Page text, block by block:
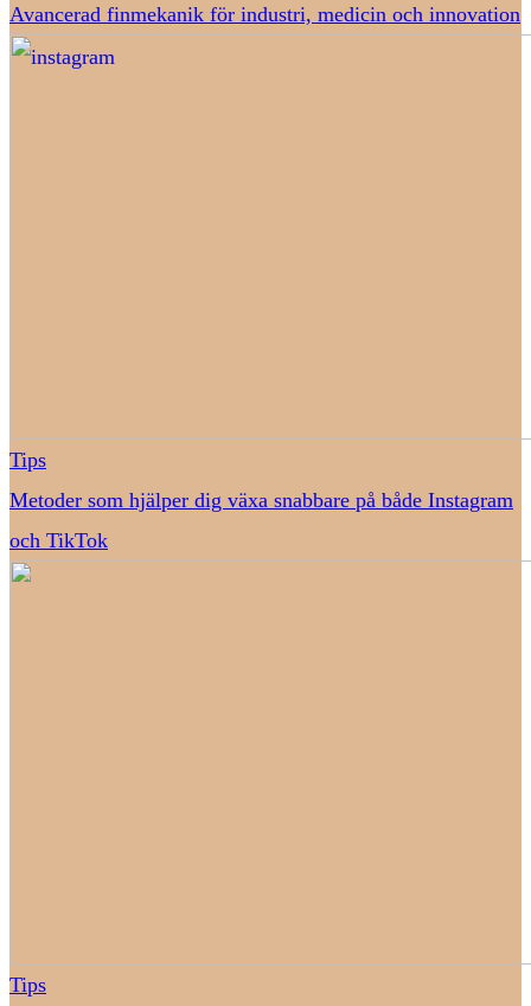
Avancerad finmekanik för industri, medicin och innovation
Tips
Metoder som hjälper dig växa snabbare på både Instagram
och TikTok
Tips